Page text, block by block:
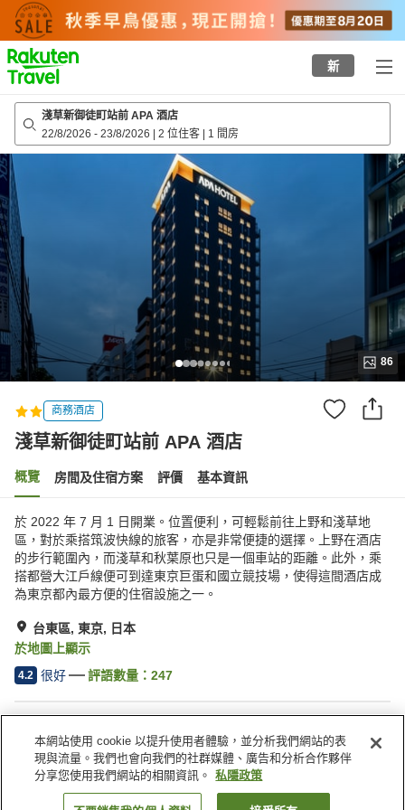
to
top
page
新
淺草新御徒町站前 APA 酒店
22/8/2026 - 23/8/2026 | 2 位住客 | 1 間房
86
商務酒店
淺草新御徒町站前 APA 酒店
概覽 房間及住宿方案 評價 基本資訊
於 2022 年 7 月 1 日開業。位置便利，可輕鬆前往上野和淺草地
區，對於乘搭筑波快線的旅客，亦是非常便捷的選擇。上野在酒店
的步行範圍內，而淺草和秋葉原也只是一個車站的距離。此外，乘
搭都營大江戶線便可到達東京巨蛋和國立競技場，使得這間酒店成
為東京都內最方便的住宿設施之一。
台東區, 東京, 日本
於地圖上顯示
4.2 很好 評語數量： 247
Wi-Fi
步行 5 分鐘可到車站
餐廳
自動販賣機
本網站使用 cookie 以提升使用者體驗，並分析我們網站的表
現與流量。我們也會向我們的社群媒體、廣告和分析合作夥伴
分享您使用我們網站的相關資訊。
私隱政策